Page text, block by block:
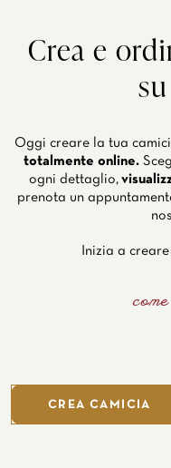
Crea e
Oggi creare la tua
totalmente online.
ogni dettaglio,
prenota un
Inizia a
CREA CAMICIA